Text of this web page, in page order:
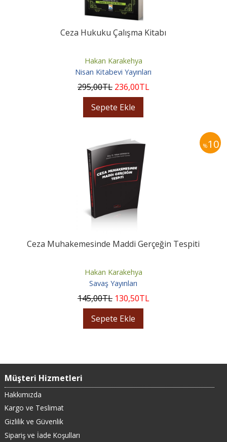
Ceza Hukuku Çalışma Kitabı
Hakan Karakehya
Nisan Kitabevi Yayınları
295,00TL 236,00TL
Sepete Ekle
%10
Ceza Muhakemesinde Maddi Gerçeğin Tespiti
Hakan Karakehya
Savaş Yayınları
145,00TL 130,50TL
Sepete Ekle
Müşteri Hizmetleri
Hakkımızda
Kargo ve Teslimat
Gizlilik ve Güvenlik
Sipariş ve İade Koşulları